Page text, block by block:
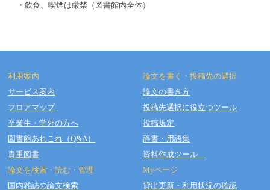
・飲食、喫煙は厳禁（図書館内全体）
利用案内
サービス案内
フロアマップ
卒業生・学外の方へ
図書館あれこれ（Q&A）
貴重図書
論文を検索・読む・管理
国内雑誌の論文検索
論文を書く・投稿先の選択
論文の書き方
投稿先選択に役立つツール
投稿規定
辞書・用語集
資料作成ツール
Myページ
貸出更新・利用状況の確認
Copyright © OSAKA DENTAL UNIVERSITY LIBRARY All Rights Reserved.